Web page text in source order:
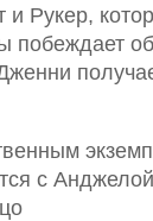
Рукер,
с